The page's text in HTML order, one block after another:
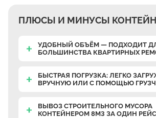
Дурниха
Поповка
Синьково
Еганово
Заозерье
ПЛЮСЫ И МИНУСЫ
УДОБНЫЙ ОБЪЁМ — ПОДХОДИТ
БОЛЬШИНСТВА КВАРТИРНЫХ
БЫСТРАЯ ПОГРУЗКА: ЛЕГКО
ВРУЧНУЮ ИЛИ С ПОМОЩЬЮ
ВЫВОЗ СТРОИТЕЛЬНОГО МУСОРА
КОНТЕЙНЕРОМ 8М3 ЗА ОДИН РЕЙС